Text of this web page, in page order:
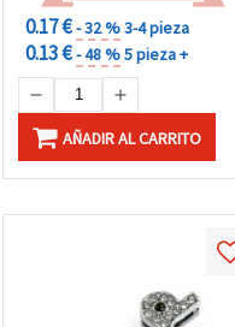
0.17 €- 32 %3-4 pieza
0.13 €- 48 %5 pieza +
AÑADIR AL CARRITO